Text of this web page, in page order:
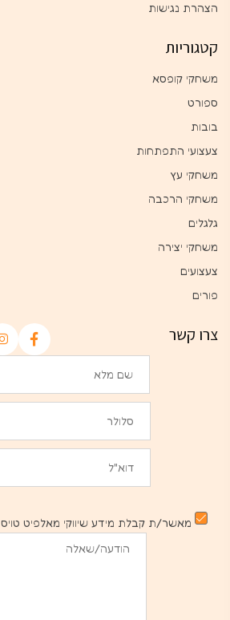
הצהרת נגישות
קטגוריות
משחקי קופסא
ספורט
בובות
צעצועי התפתחות
משחקי עץ
משחקי הרכבה
גלגלים
משחקי יצירה
צעצועים
פורים
צרו קשר
מאשר/ת קבלת מידע שיווקי מאלפיט טויס